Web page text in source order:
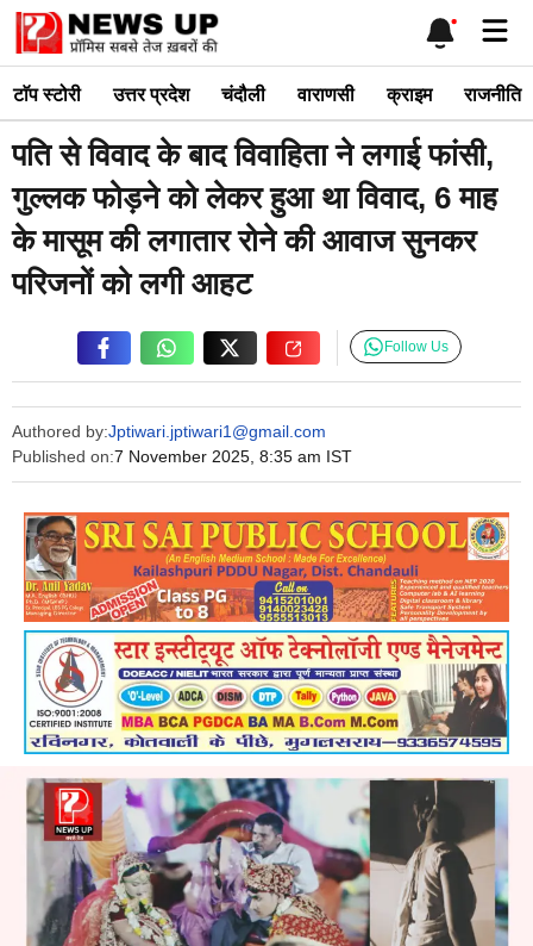
Skip
content
टाॅप स्टोरी उत्तर प्रदेश चंदौली वाराणसी क्राइम राजनीति
पति से विवाद के बाद विवाहिता ने लगाई फांसी,
गुल्लक फोड़ने को लेकर हुआ था विवाद, 6 माह
के मासूम की लगातार रोने की आवाज सुनकर
परिजनों को लगी आहट
Authored by:Jptiwari.jptiwari1@gmail.com
Published on:7 November 2025, 8:35 am IST
Follow Us